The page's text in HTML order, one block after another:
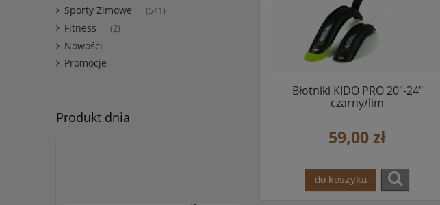
Sporty Zimowe (541)
Fitness (2)
Nowości
Promocje
Produkt dnia
Błotniki KIDO PRO 20"-24"
czarny/lim
59,00 zł
do koszyka